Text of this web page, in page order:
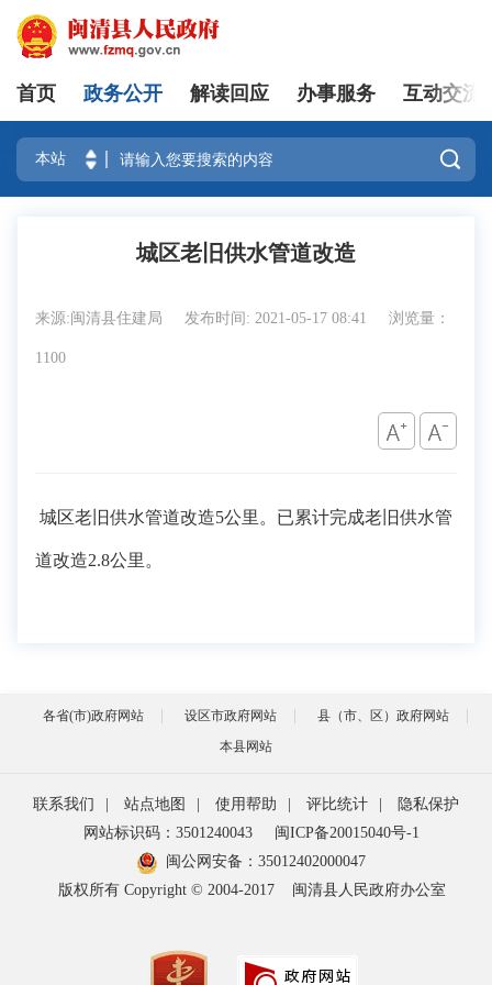
登录
首页 政务公开 解读回应 办事服务 互动交流

城区老旧供水管道改造
来源:闽清县住建局 发布时间: 2021-05-17 08:41 浏览量：
1100
城区老旧供水管道改造5公里。已累计完成老旧供水管
道改造2.8公里。
各省(市)政府网站 设区市政府网站
县（市、区）政府网站
本县网站
联系我们 站点地图 使用帮助 评比统计
隐私保护
网站标识码：3501240043
闽ICP备20015040号-1
闽公网安备： 35012402000047
版权所有 Copyright © 2004-2017
闽清县人民政府办公室